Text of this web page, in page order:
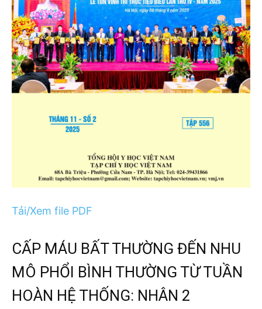
Tải/Xem file PDF
CẤP MÁU BẤT THƯỜNG ĐẾN NHU
MÔ PHỔI BÌNH THƯỜNG TỪ TUẦN
HOÀN HỆ THỐNG: NHÂN 2